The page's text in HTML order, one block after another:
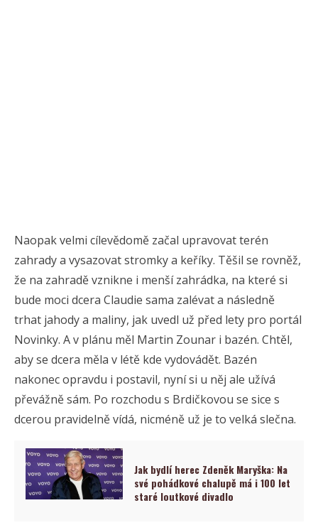
Naopak velmi cílevědomě začal upravovat terén
zahrady a vysazovat stromky a keříky. Těšil se rovněž,
že na zahradě vznikne i menší zahrádka, na které si
bude moci dcera Claudie sama zalévat a následně
trhat jahody a maliny, jak uvedl už před lety pro portál
Novinky. A v plánu měl Martin Zounar i bazén. Chtěl,
aby se dcera měla v létě kde vydovádět. Bazén
nakonec opravdu i postavil, nyní si u něj ale užívá
převážně sám. Po rozchodu s Brdičkovou se sice s
dcerou pravidelně vídá, nicméně už je to velká slečna.
Jak bydlí herec Zdeněk Maryška: Na
své pohádkové chalupě má i 100 let
staré loutkové divadlo